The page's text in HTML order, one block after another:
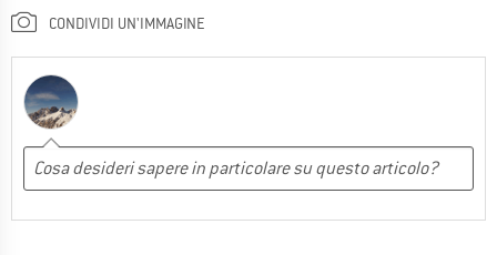
CONDIVIDI UN'IMMAGINE